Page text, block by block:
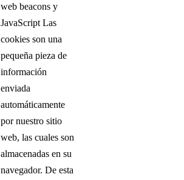
web beacons y
JavaScript Las
cookies son una
pequeña pieza de
información
enviada
automáticamente
por nuestro sitio
web, las cuales son
almacenadas en su
navegador. De esta